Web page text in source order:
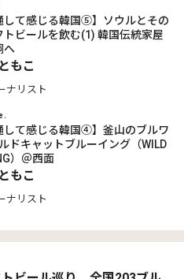
して感じる韓国⑤】ソウルとその
トビールを飲む(1) 韓国伝統家屋
へ
もこ
ナリスト
して感じる韓国④】釜山のブルワ
ドキャットブルーイング（WILD
）＠西面
もこ
ナリスト